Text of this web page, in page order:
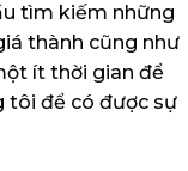
tìm kiếm những
thành cũng như
ít thời gian để
tôi để có được sự